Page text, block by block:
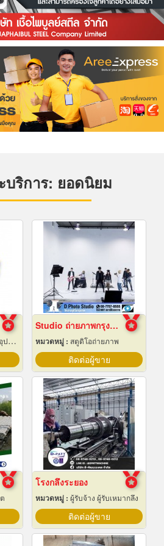
บริการ: ยอดนิยม
ฟ้า
Studio ถ่ายภาพกรุงเทพ
หมวดหมู่ : สตูดิโอถ่ายภาพ
ติดต่อผู้ขาย
โรงกลึงระยอง
หมวดหมู่ : ผู้รับจ้าง ผู้รับเหมากลึง
ติดต่อผู้ขาย